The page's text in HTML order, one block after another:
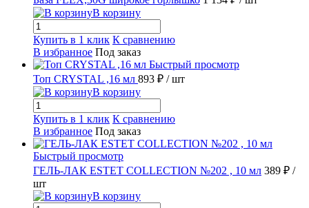
В корзину
Купить в 1 клик К сравнению
В избранное Под заказ
Быстрый просмотр
Топ CRYSTAL ,16 мл 893 ₽ / шт
В корзину
Купить в 1 клик К сравнению
В избранное Под заказ
Быстрый просмотр
ГЕЛЬ-ЛАК ESTET COLLECTION №202 , 10 мл 389 ₽ /
шт
В корзину